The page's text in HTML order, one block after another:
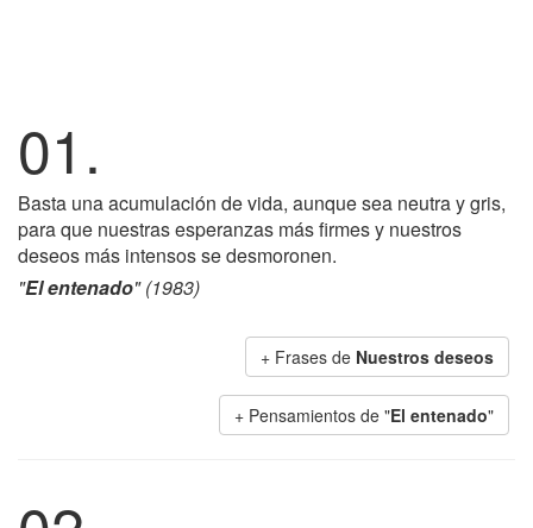
01.
Basta una acumulación de vida, aunque sea neutra y gris,
para que nuestras esperanzas más firmes y nuestros
deseos más intensos se desmoronen.
"El entenado" (1983)
+ Frases de Nuestros deseos
+ Pensamientos de "El entenado"